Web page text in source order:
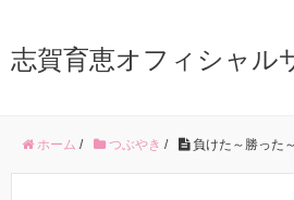
志賀育恵オフィシャル
ホーム / つぶやき / 負けた～勝った～